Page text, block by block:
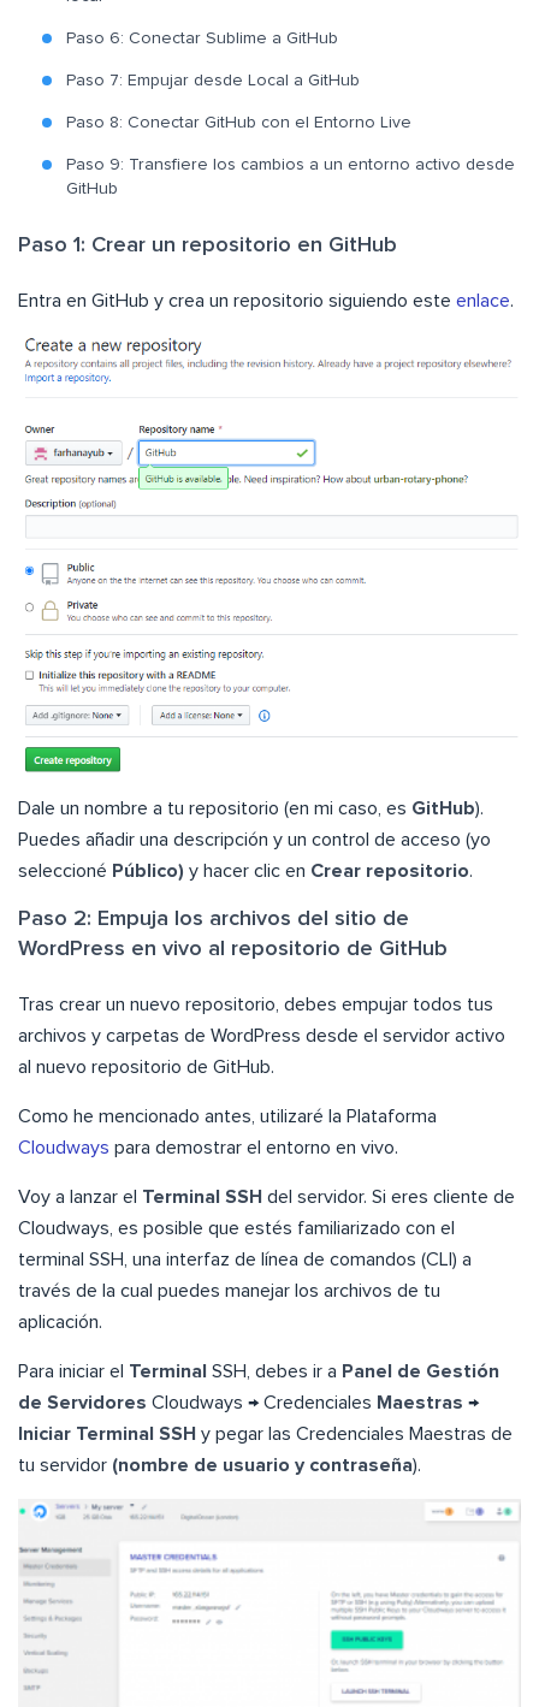
Paso 6: Conectar Sublime a GitHub
Paso 7: Empujar desde Local a GitHub
Paso 8: Conectar GitHub con el Entorno Live
Paso 9: Transfiere los cambios a un entorno activo desde
GitHub
Paso 1: Crear un repositorio en GitHub
Entra en GitHub y crea un repositorio siguiendo este enlace.
Dale un nombre a tu repositorio (en mi caso, es GitHub).
Puedes añadir una descripción y un control de acceso (yo
seleccioné Público) y hacer clic en Crear repositorio.
Paso 2: Empuja los archivos del sitio de
WordPress en vivo al repositorio de GitHub
Tras crear un nuevo repositorio, debes empujar todos tus
archivos y carpetas de WordPress desde el servidor activo
al nuevo repositorio de GitHub.
Como he mencionado antes, utilizaré la Plataforma
Cloudways para demostrar el entorno en vivo.
Voy a lanzar el Terminal SSH del servidor. Si eres cliente de
Cloudways, es posible que estés familiarizado con el
terminal SSH, una interfaz de línea de comandos (CLI) a
través de la cual puedes manejar los archivos de tu
aplicación.
Para iniciar el Terminal SSH, debes ir a Panel de Gestión
de Servidores Cloudways → Credenciales Maestras →
Iniciar Terminal SSH y pegar las Credenciales Maestras de
tu servidor (nombre de usuario y contraseña).